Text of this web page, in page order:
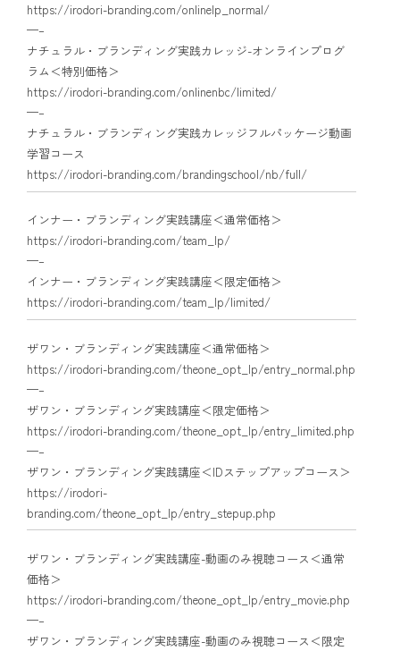
https://irodori-branding.com/onlinelp_normal/
—–
ナチュラル・ブランディング実践カレッジ-オンラインプログ
ラム＜特別価格＞
https://irodori-branding.com/onlinenbc/limited/
—–
ナチュラル・ブランディング実践カレッジフルパッケージ動画
学習コース
https://irodori-branding.com/brandingschool/nb/full/
インナー・ブランディング実践講座＜通常価格＞
https://irodori-branding.com/team_lp/
—–
インナー・ブランディング実践講座＜限定価格＞
https://irodori-branding.com/team_lp/limited/
ザワン・ブランディング実践講座＜通常価格＞
https://irodori-branding.com/theone_opt_lp/entry_normal.php
—–
ザワン・ブランディング実践講座＜限定価格＞
https://irodori-branding.com/theone_opt_lp/entry_limited.php
—–
ザワン・ブランディング実践講座＜IDステップアップコース＞
https://irodori-
branding.com/theone_opt_lp/entry_stepup.php
ザワン・ブランディング実践講座-動画のみ視聴コース＜通常
価格＞
https://irodori-branding.com/theone_opt_lp/entry_movie.php
—–
ザワン・ブランディング実践講座-動画のみ視聴コース＜限定